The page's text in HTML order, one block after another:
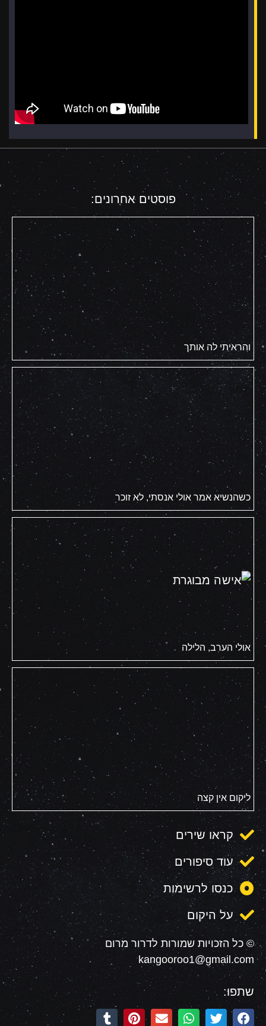
פוסטים אחרונים:
והראיתי לה אותך
כשהנשיא אמר אולי אנסתי, לא זוכר
אולי הערב, הלילה
ליקום אין קצה
קראו שירים
עוד סיפורים
כנסו לרשימות
על היקום
© כל הזכויות שמורות לדרור מרום
kangooroo1@gmail.com
שתפו: